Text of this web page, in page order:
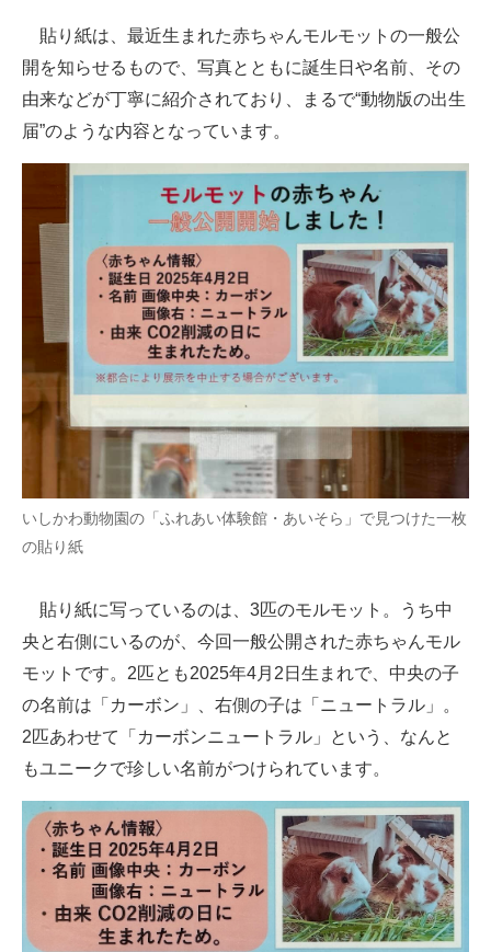
貼り紙は、最近生まれた赤ちゃんモルモットの一般公
開を知らせるもので、写真とともに誕生日や名前、その
由来などが丁寧に紹介されており、まるで“動物版の出生
届”のような内容となっています。
いしかわ動物園の「ふれあい体験館・あいそら」で見つけた一枚
の貼り紙
貼り紙に写っているのは、3匹のモルモット。うち中
央と右側にいるのが、今回一般公開された赤ちゃんモル
モットです。2匹とも2025年4月2日生まれで、中央の子
の名前は「カーボン」、右側の子は「ニュートラル」。
2匹あわせて「カーボンニュートラル」という、なんと
もユニークで珍しい名前がつけられています。